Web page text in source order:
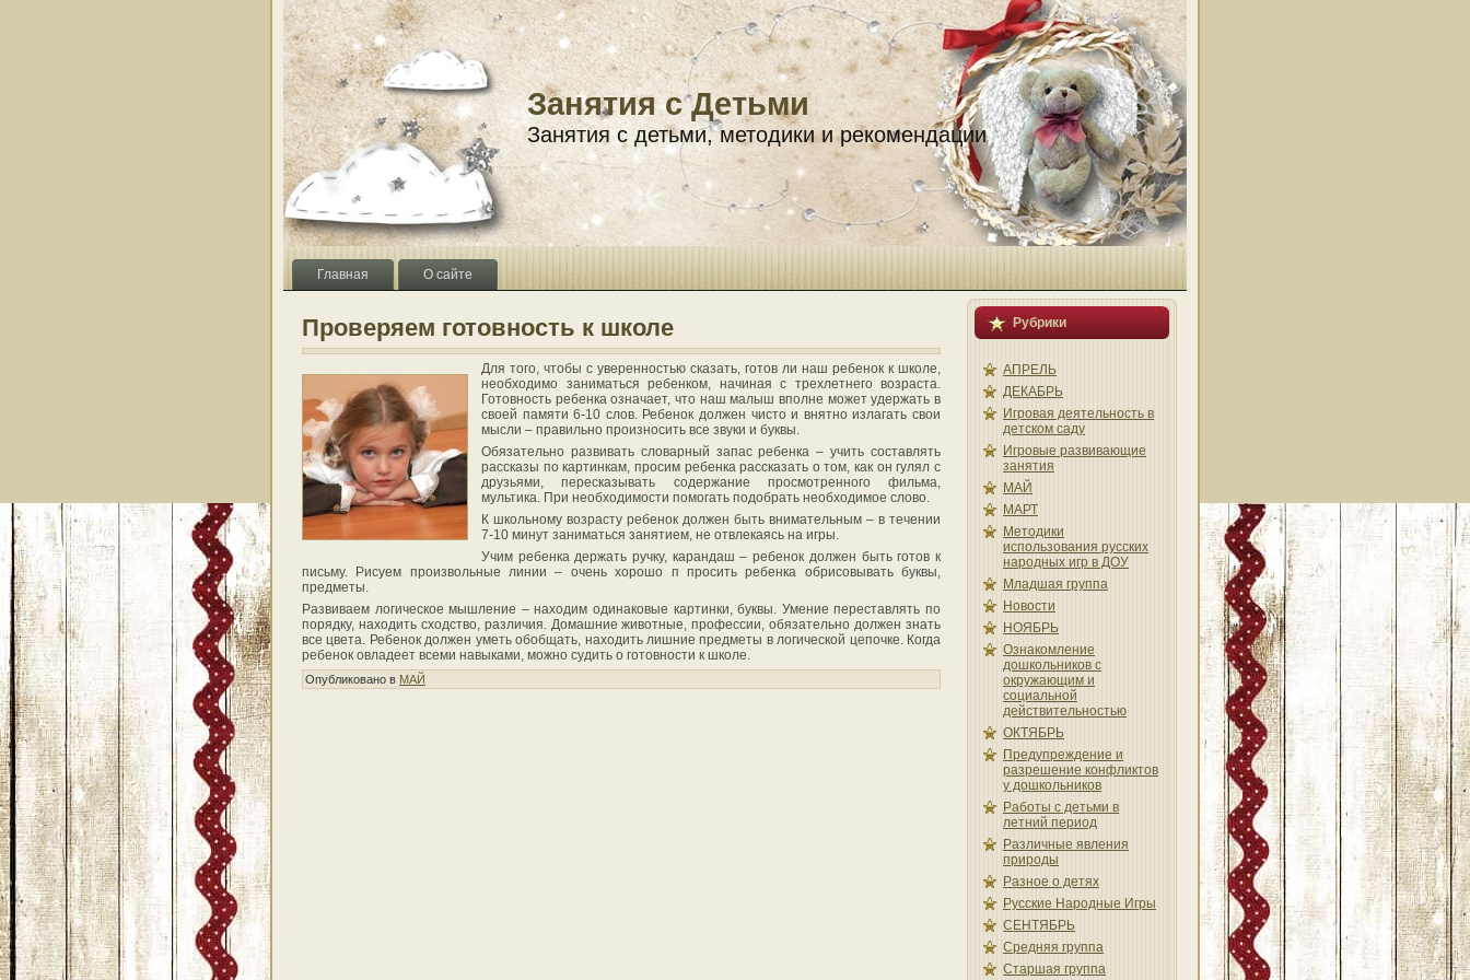
Занятия с Детьми
Занятия с детьми, методики и рекомендации
Главная О сайте
Проверяем готовность к школе
Для того, чтобы с уверенностью сказать, готов ли наш ребенок к школе,
необходимо заниматься ребенком, начиная с трехлетнего возраста.
Готовность ребенка означает, что наш малыш вполне может удержать в
своей памяти 6-10 слов. Ребенок должен чисто и внятно излагать свои
мысли – правильно произносить все звуки и буквы.
Обязательно развивать словарный запас ребенка – учить составлять
рассказы по картинкам, просим ребенка рассказать о том, как он гулял с
друзьями, пересказывать содержание просмотренного фильма,
мультика. При необходимости помогать подобрать необходимое слово.
К школьному возрасту ребенок должен быть внимательным – в течении
7-10 минут заниматься занятием, не отвлекаясь на игры.
Учим ребенка держать ручку, карандаш – ребенок должен быть готов к
письму. Рисуем произвольные линии – очень хорошо п просить ребенка обрисовывать буквы,
предметы.
Развиваем логическое мышление – находим одинаковые картинки, буквы. Умение переставлять по
порядку, находить сходство, различия. Домашние животные, профессии, обязательно должен знать
все цвета. Ребенок должен уметь обобщать, находить лишние предметы в логической цепочке. Когда
ребенок овладеет всеми навыками, можно судить о готовности к школе.
Опубликовано в МАЙ
Рубрики
АПРЕЛЬ
ДЕКАБРЬ
Игровая деятельность в
детском саду
Игровые развивающие
занятия
МАЙ
МАРТ
Методики
использования русских
народных игр в ДОУ
Младшая группа
Новости
НОЯБРЬ
Ознакомление
дошкольников с
окружающим и
социальной
действительностью
ОКТЯБРЬ
Предупреждение и
разрешение конфликтов
у дошкольников
Работы с детьми в
летний период
Различные явления
природы
Разное о детях
Русские Народные Игры
СЕНТЯБРЬ
Средняя группа
Старшая группа